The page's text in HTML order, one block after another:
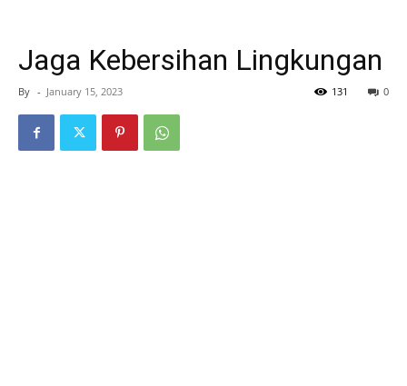
Jaga Kebersihan Lingkungan
By - January 15, 2023 0
131